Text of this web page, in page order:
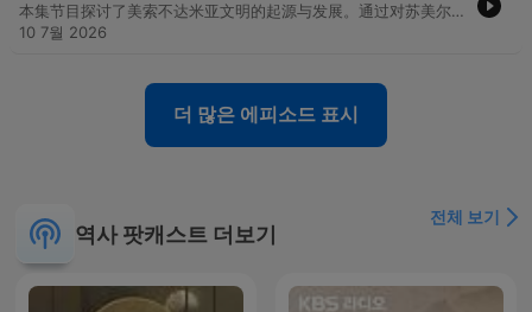
本集节目探讨了美索不达米亚文明的起源与发展。通过对苏美尔人、阿卡德人、亚述人和巴比伦人的历史梳理，介绍了两河流域（底格里斯河与幼发拉底河）作为文明摇篮的重要性。节目重点提及了巴比伦国王汉谟拉比制定的法律体系，以及该地区农业、手工业与城市化进程的演变。
10 7월 2026
더 많은 에피소드 표시
역사 팟캐스트 더보기
전체 보기